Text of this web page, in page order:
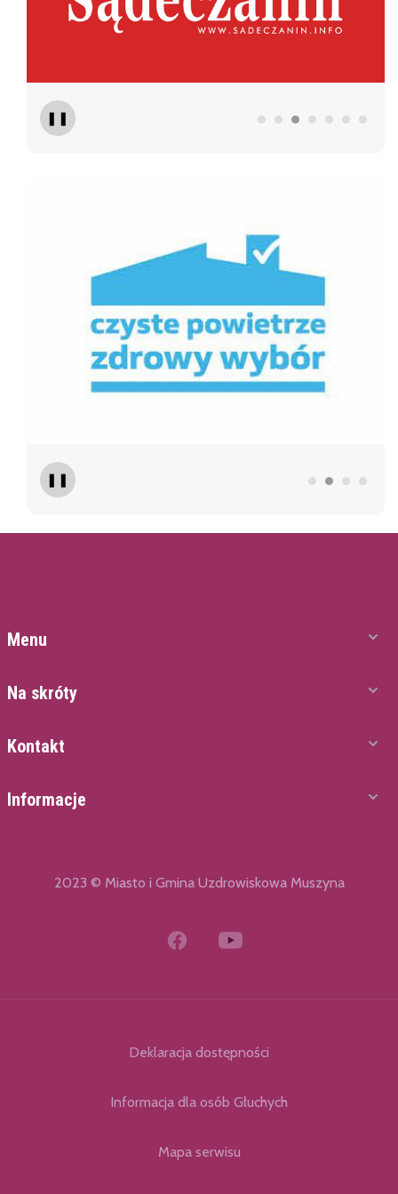
❚❚
❚❚
Menu
Na skróty
Kontakt
Informacje
2023 © Miasto i Gmina Uzdrowiskowa Muszyna
Deklaracja dostępności
Informacja dla osób Głuchych
Mapa serwisu